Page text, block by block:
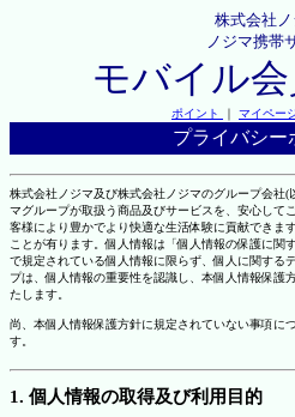
株式会社ノ
ノジマ携帯
モバイル
ポイント ｜ マイペー
プライバシー
株式会社ノジマ及び株式会社ノジマのグループ会社
マグループが取扱う商品及びサービスを、安心して
客様により豊かでより快適な生活体験に貢献できま
ことが有ります。個人情報は「個人情報の保護に関
で規定されている個人情報に限らず、個人に関する
プは、個人情報の重要性を認識し、本個人情報保護
たします。
尚、本個人情報保護方針に規定されていない事項に
す。
1. 個人情報の取得及び利用目的